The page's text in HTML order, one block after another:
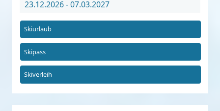
23.12.2026 - 07.03.2027
Skiurlaub
Skipass
Skiverleih